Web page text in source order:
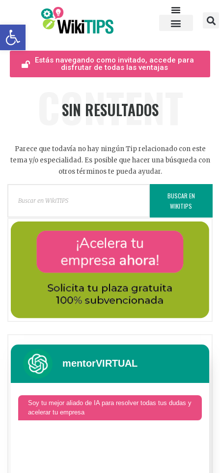
Abrir barra de herramientas
Estás navegando como invitado, accede para
disfrutar de todas las ventajas
CONTENT
SIN RESULTADOS
Parece que todavía no hay ningún Tip relacionado con este
tema y/o especialidad. Es posible que hacer una búsqueda con
otros términos te pueda ayudar.
BUSCAR EN
WIKITIPS
mentorVIRTUAL
Soy tu mejor aliado de IA para resolver todas tus dudas y
acelerar tu empresa